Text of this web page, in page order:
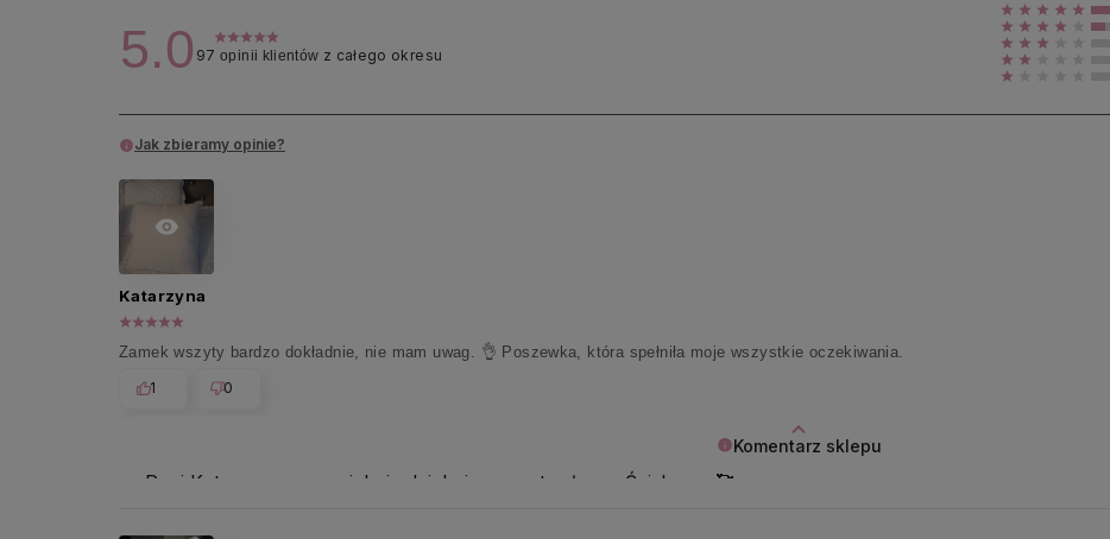
5.0 97 opinii klientów z całego okresu
Jak zbieramy opinie?
Komentarz sklepu
Pani Katarzyno, przepięknie dziękujemy za te słowa. Ściskamy 🥰
Katarzyna
Zamek wszyty bardzo dokładnie, nie mam uwag. 👌 Poszewka, która spełniła moje wszystkie oczekiwania.
1 0